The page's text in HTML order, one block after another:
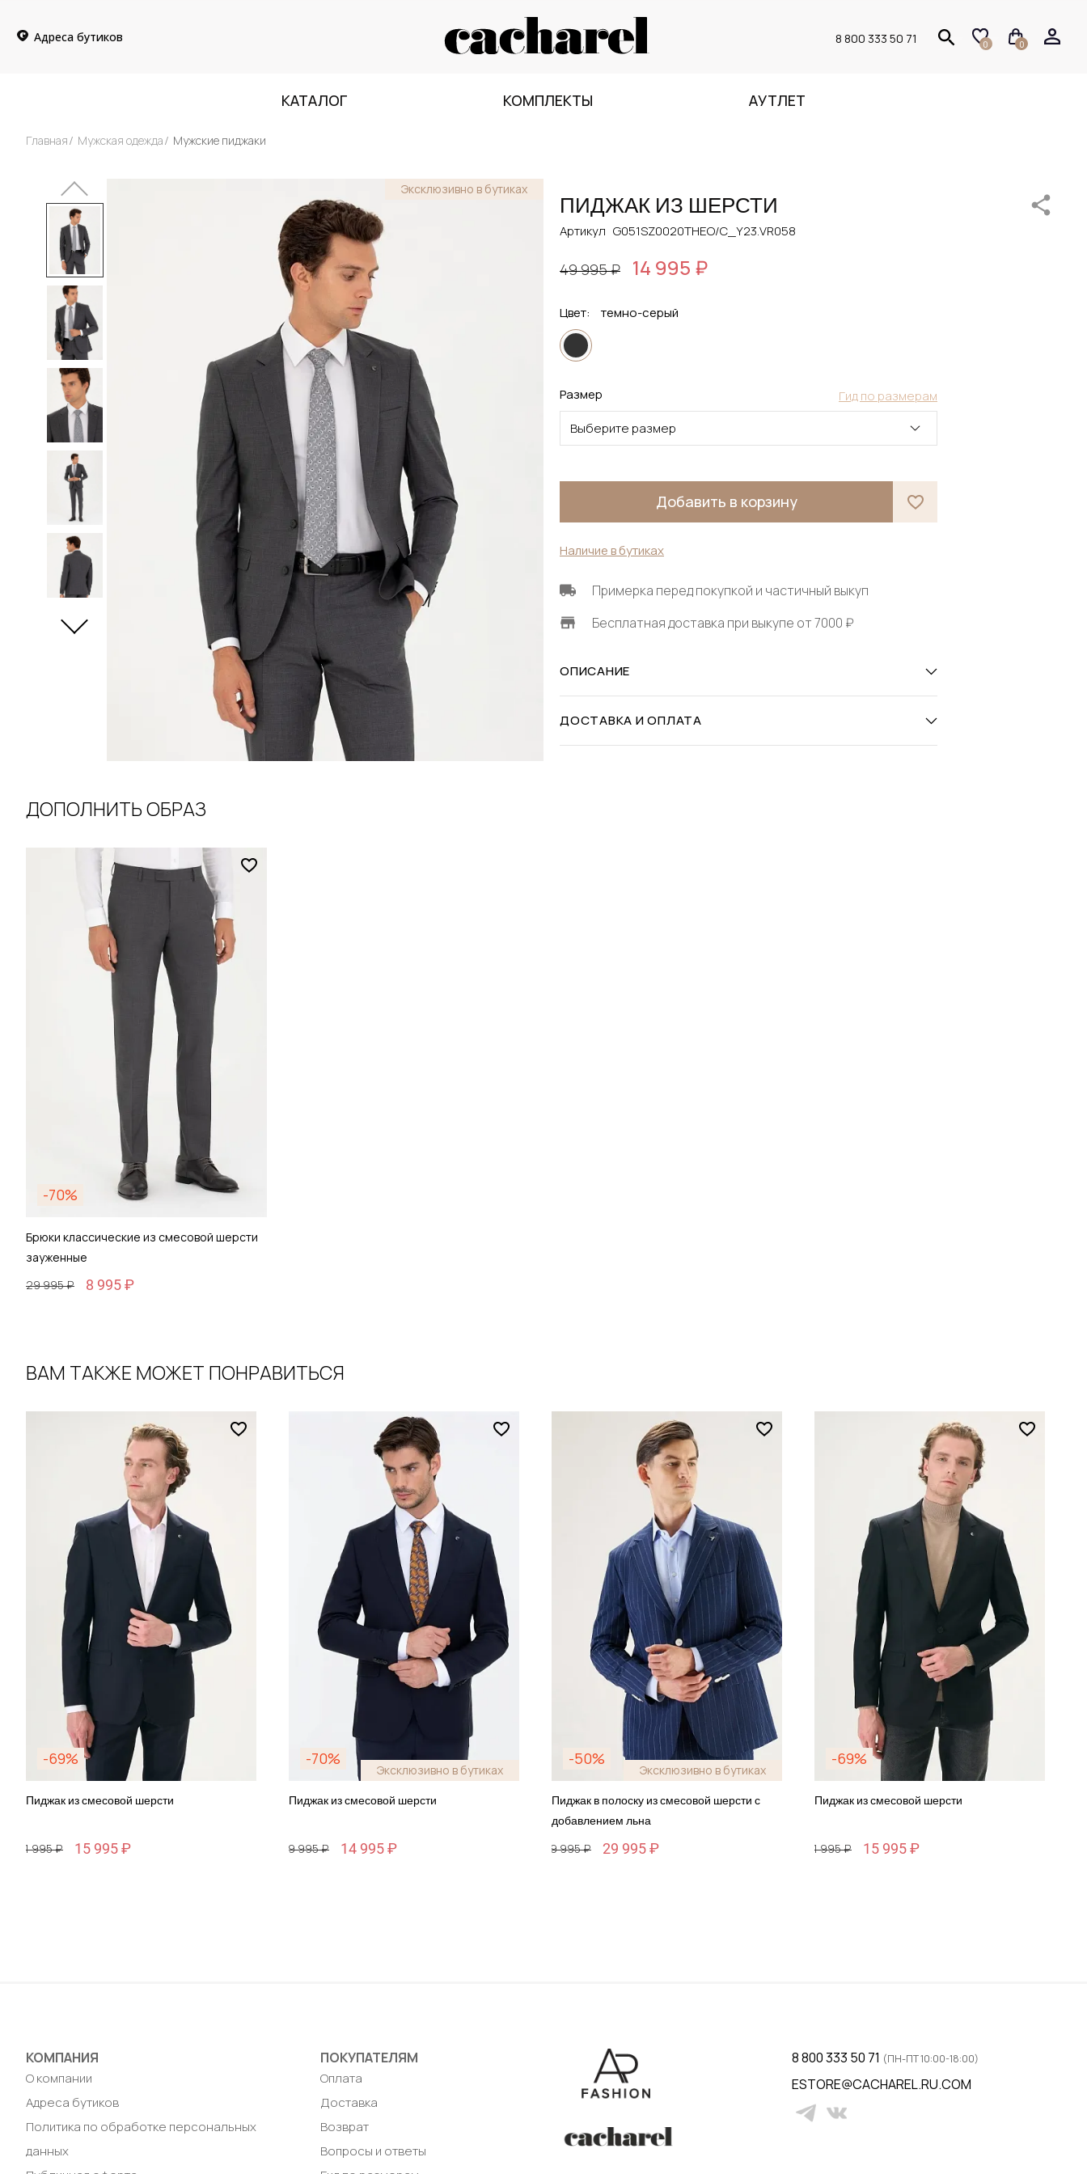
Адреса бутиков 8 800 333 50 71 0 0
КАТАЛОГ КОМПЛЕКТЫ АУТЛЕТ
Главная Мужская одежда Мужские пиджаки
Эксклюзивно в бутиках
ПИДЖАК ИЗ ШЕРСТИ
Артикул G051SZ0020THEO/C_Y23.VR058
49 995 ₽ 14 995 ₽
Цвет: темно-серый
Гид по размерам
Размер
Выберите размер
Добавить в корзину
Наличие в бутиках
Примерка перед покупкой и частичный выкуп
Бесплатная доставка при выкупе от 7000 ₽
ОПИСАНИЕ
ДОСТАВКА И ОПЛАТА
ДОПОЛНИТЬ ОБРАЗ
-70%
Брюки классические из смесовой шерсти
зауженные
29 995 ₽
8 995 ₽
ВАМ ТАКЖЕ МОЖЕТ ПОНРАВИТЬСЯ
-69%
Пиджак из смесовой шерсти
51 995 ₽ 15 995 ₽
-70%
Эксклюзивно в бутиках
Пиджак из смесовой шерсти
49 995 ₽ 14 995 ₽
-50%
Эксклюзивно в бутиках
Пиджак в полоску из смесовой шерсти с
добавлением льна
59 995 ₽ 29 995 ₽
-69%
Пиджак из смесовой шерсти
51 995 ₽ 15 995 ₽
КОМПАНИЯ
О компании
Адреса бутиков
Политика по обработке персональных
данных
ПОКУПАТЕЛЯМ
Оплата
Доставка
Возврат
Вопросы и ответы
8 800 333 50 71 (ПН-ПТ 10:00-18:00)
ESTORE@CACHAREL.RU.COM